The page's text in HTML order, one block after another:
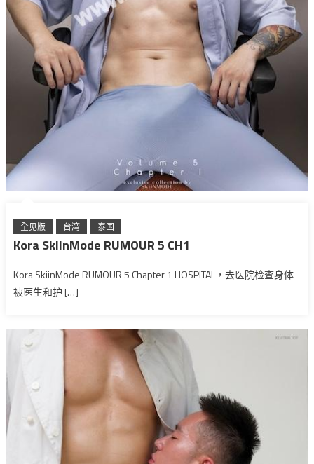
全见版 台湾 泰国
Kora SkiinMode RUMOUR 5 CH1
Kora SkiinMode RUMOUR 5 Chapter 1 HOSPITAL，去医院检查身体
被医生和护 […]